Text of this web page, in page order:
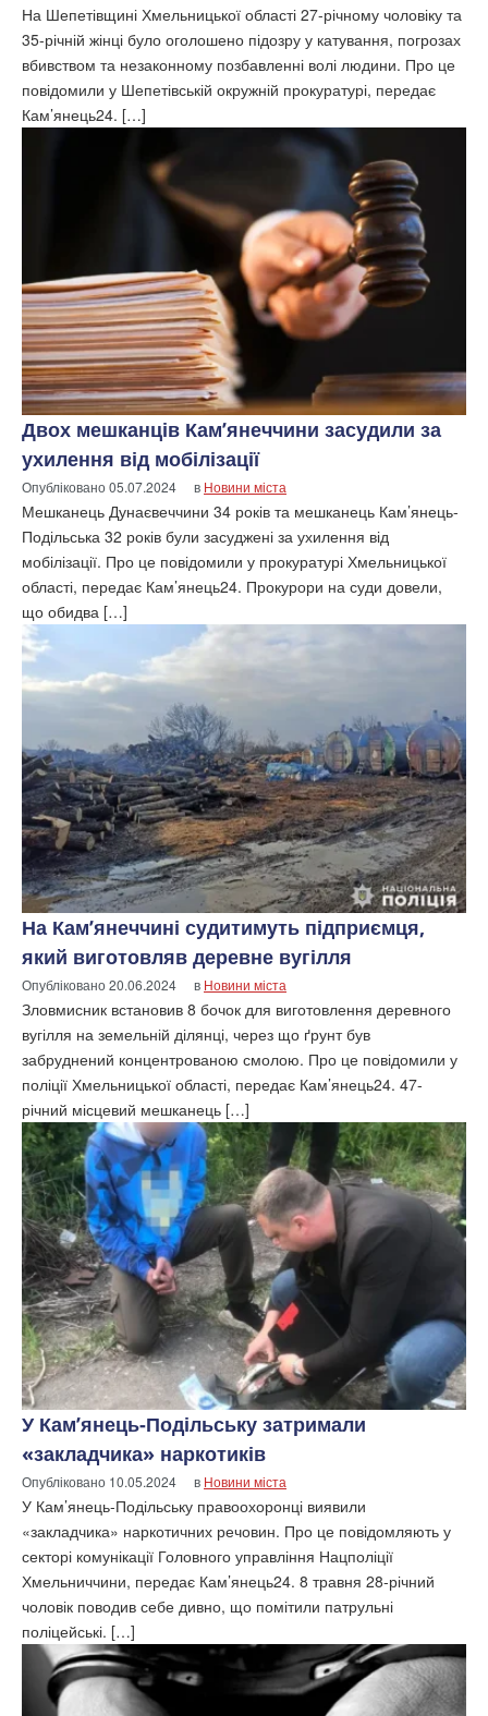
На Шепетівщині Хмельницької області 27-річному чоловіку та
35-річній жінці було оголошено підозру у катування, погрозах
вбивством та незаконному позбавленні волі людини. Про це
повідомили у Шепетівській окружній прокуратурі, передає
Кам’янець24. […]
Двох мешканців Кам’янеччини засудили за
ухилення від мобілізації
Опубліковано05.07.2024 в Новини міста
Мешканець Дунаєвеччини 34 років та мешканець Кам’янець-
Подільська 32 років були засуджені за ухилення від
мобілізації. Про це повідомили у прокуратурі Хмельницької
області, передає Кам’янець24. Прокурори на суди довели,
що обидва […]
На Кам’янеччині судитимуть підприємця,
який виготовляв деревне вугілля
Опубліковано20.06.2024 в Новини міста
Зловмисник встановив 8 бочок для виготовлення деревного
вугілля на земельній ділянці, через що ґрунт був
забруднений концентрованою смолою. Про це повідомили у
поліції Хмельницької області, передає Кам’янець24. 47-
річний місцевий мешканець […]
У Кам’янець-Подільську затримали
«закладчика» наркотиків
Опубліковано 10.05.2024 в Новини міста
У Кам’янець-Подільську правоохоронці виявили
«закладчика» наркотичних речовин. Про це повідомляють у
секторі комунікації Головного управління Нацполіції
Хмельниччини, передає Кам’янець24. 8 травня 28-річний
чоловік поводив себе дивно, що помітили патрульні
поліцейські. […]